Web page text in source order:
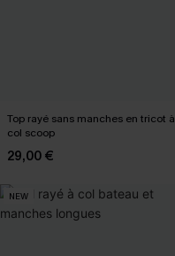
Top rayé sans manches en tricot à
col scoop
29,00 €
NEW